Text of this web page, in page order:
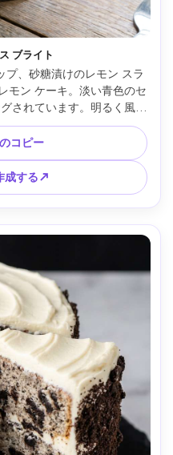
ブライト
プ、砂糖漬けのレモン スラ
モン ケーキ。淡い青色のセ
されています。明るく風通
が施されています。富士フ
ズ、f/2.0、すっきりとした
フロスティングの質感 --ar
コピー
成する↗